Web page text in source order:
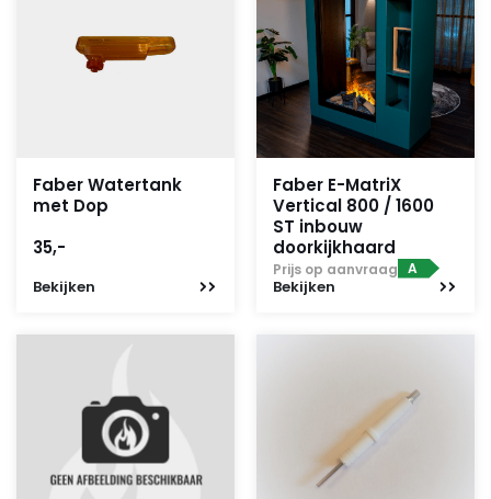
Faber Watertank
met Dop
35,-
Bekijken
Faber E-MatriX
Vertical 800 / 1600
ST inbouw
doorkijkhaard
Prijs op aanvraag A
Bekijken